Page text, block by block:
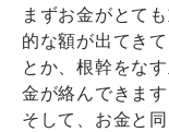
まずお金がとて
的な額が出てき
とか、根幹をな
金が絡んできます
そして、お金と